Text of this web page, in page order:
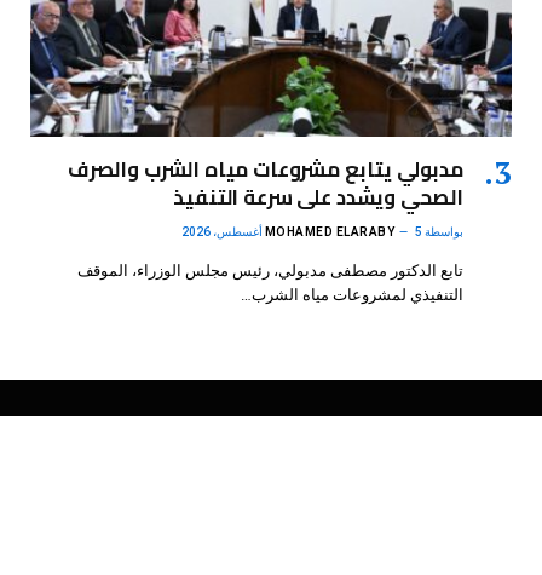
مدبولي يتابع مشروعات مياه الشرب والصرف
الصحي ويشدد على سرعة التنفيذ
بواسطة MOHAMED ELARABY 5 أغسطس، 2026
تابع الدكتور مصطفى مدبولي، رئيس مجلس الوزراء، الموقف
التنفيذي لمشروعات مياه الشرب…